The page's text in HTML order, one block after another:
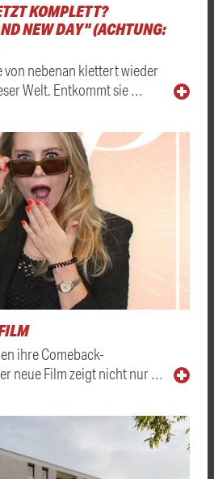
KOMPLETT?
NEW DAY" (ACHTUNG:
nebenan klettert wieder
Welt. Entkommt sie …
ihre Comeback-
neue Film zeigt nicht nur …